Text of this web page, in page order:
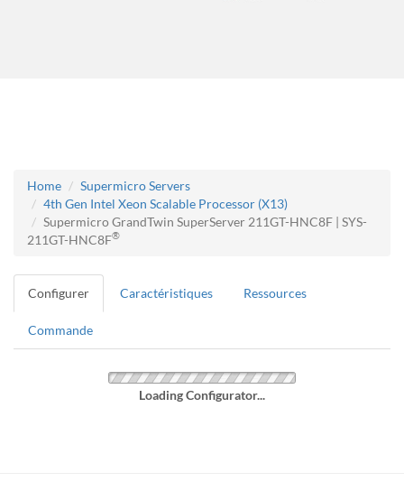
Home
Supermicro Servers
4th Gen Intel Xeon Scalable Processor (X13)
Supermicro GrandTwin SuperServer 211GT-HNC8F | SYS-
211GT-HNC8F®
Configurer Caractéristiques Ressources
Commande
Loading Configurator...